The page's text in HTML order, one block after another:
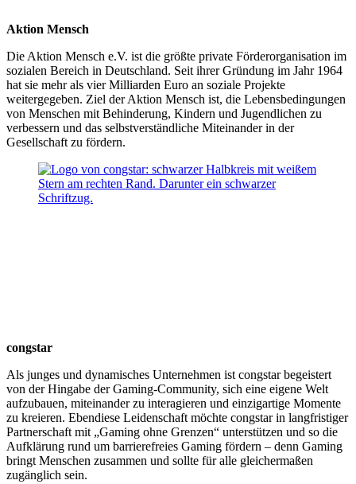
Aktion Mensch
Die Aktion Mensch e.V. ist die größte private Förderorganisation im
sozialen Bereich in Deutschland. Seit ihrer Gründung im Jahr 1964
hat sie mehr als vier Milliarden Euro an soziale Projekte
weitergegeben. Ziel der Aktion Mensch ist, die Lebensbedingungen
von Menschen mit Behinderung, Kindern und Jugendlichen zu
verbessern und das selbstverständliche Miteinander in der
Gesellschaft zu fördern.
congstar
Als junges und dynamisches Unternehmen ist congstar begeistert
von der Hingabe der Gaming-Community, sich eine eigene Welt
aufzubauen, miteinander zu interagieren und einzigartige Momente
zu kreieren. Ebendiese Leidenschaft möchte congstar in langfristiger
Partnerschaft mit „Gaming ohne Grenzen“ unterstützen und so die
Aufklärung rund um barrierefreies Gaming fördern – denn Gaming
bringt Menschen zusammen und sollte für alle gleichermaßen
zugänglich sein.